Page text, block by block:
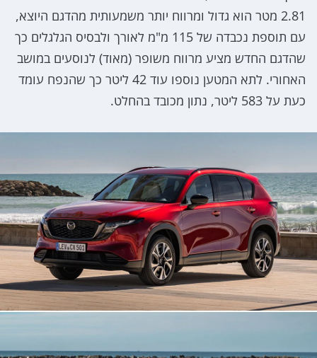
2.81 מטר הוא גדול ומרווח יותר משמעותית מהדגם היוצא,
עם תוספת נכבדה של 115 מ"מ לאורך ולבסיס הגלגלים כך
שהדגם החדש מציע מרווח משופר (מאוד) לנוסעים במושב
האחורי. לתא המטען נוספו עוד 42 ליטר כך שהנפח עומד
כעת על 583 ליטר, נתון מכובד בהחלט.